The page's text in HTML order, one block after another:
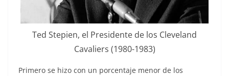
Ted Stepien, el Presidente de los Cleveland
Cavaliers (1980-1983)
Primero se hizo con un porcentaje menor de los